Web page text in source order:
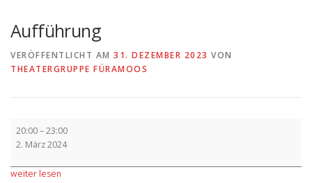
KALENDER GESPIELTE STÜCKE
Aufführung
VERÖFFENTLICHT AM 31. DEZEMBER 2023 VON
THEATERGRUPPE FÜRAMOOS
20:00–23:00
2. März 2024
weiter lesen